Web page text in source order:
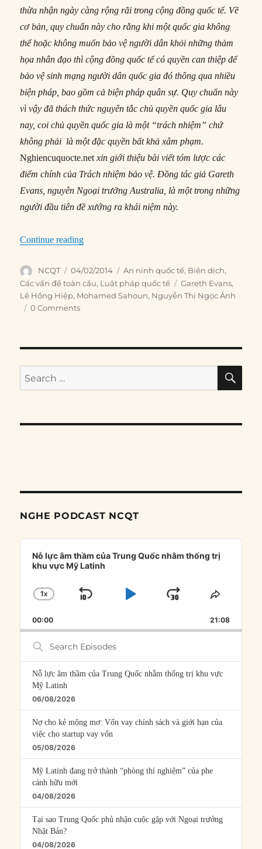
thừa nhận ngày càng rộng rãi trong cộng đồng quốc tế. Về
cơ bản, quy chuẩn này cho rằng khi một quốc gia không
thể hoặc không muốn bảo vệ người dân khỏi những thảm
họa nhân đạo thì cộng đồng quốc tế có quyền can thiệp để
bảo vệ sinh mạng người dân quốc gia đó thông qua nhiều
biện pháp, bao gồm cả biện pháp quân sự. Quy chuẩn này
vì vậy đã thách thức nguyên tắc chủ quyền quốc gia lâu
nay, coi chủ quyền quốc gia là một “trách nhiệm” chứ
không phải là một đặc quyền bất khả xâm phạm.
Nghiencuquocte.netxin giới thiệu bài viết tóm lược các
điểm chính của Trách nhiệm bảo vệ. Đồng tác giả Gareth
Evans, nguyên Ngoại trưởng Australia, là một trong những
người đầu tiên đề xướng ra khái niệm này.
Continue reading“#116 – Trách nhiệm bảo vệ”
Author
NCQT
Posted
on
04/02/2014 Categories
An ninh quốc tế, Biên dịch,
Các vấn đề toàn cầu, Luật pháp quốc tế Tags
Gareth Evans,
Lê Hồng Hiệp, Mohamed Sahoun, Nguyễn Thị Ngọc Ánh
0 Comments
Search
for:
NGHE PODCAST NCQT
Audio
Player
Nỗ lực âm thầm của Trung Quốc nhằm thống trị
khu vực Mỹ Latinh
CHANGE
RATE
1X
SKIP
PLAYJUMP
FORWARD
SHARE
00:00 21:08
Search
Episodes
Nỗ lực âm thầm của Trung Quốc nhằm thống trị khu vực
Mỹ Latinh
06/08/2026
Nợ cho kẻ mộng mơ: Vốn vay chính sách và giới hạn của
việc cho startup vay vốn
05/08/2026
Mỹ Latinh đang trở thành “phòng thí nghiệm” của phe
cánh hữu mới
04/08/2026
Tại sao Trung Quốc phủ nhận cuộc gặp với Ngoại trưởng
Nhật Bản?
04/08/2026